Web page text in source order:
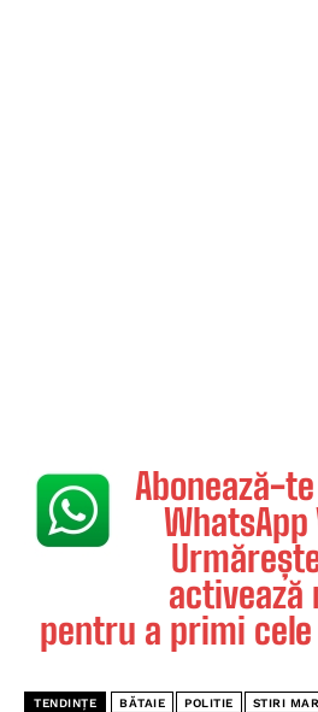
Abonează-
WhatsApp
pentru a primi
TENDINȚE BĂTAIE POLITIE STIRI